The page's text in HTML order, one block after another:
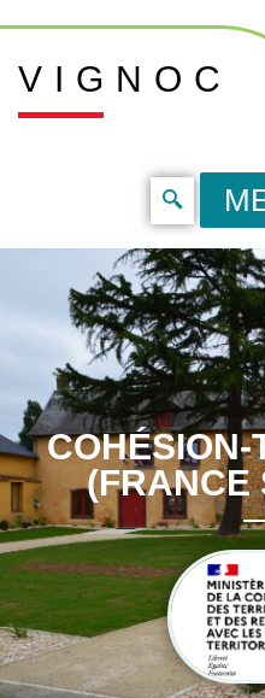
VIGNOC
COHÉSION-
(FRANCE